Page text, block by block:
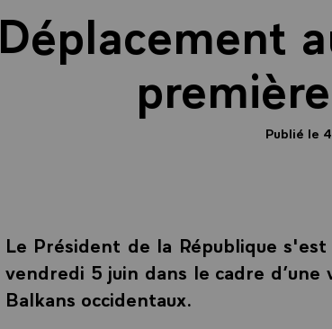
Déplacement
Publié le
Le Président de la République
vendredi 5 juin dans le cadre
Balkans occidentaux.